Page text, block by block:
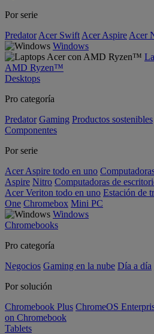
Por serie
Predator Acer Swift Acer Aspire Acer
Windows
AMD Ryzen™
Desktops
Pro categoría
Predator Gaming Productos sostenibles
Componentes
Por serie
Acer Aspire todo en uno
Aspire Nitro Computadoras de
Acer Veriton todo en uno Estación de
One Chromebox Mini PC
Windows
Chromebooks
Pro categoría
Negocios Gaming en la nube Día a día
Por solución
Chromebook Plus ChromeOS
on Chromebook
Tablets